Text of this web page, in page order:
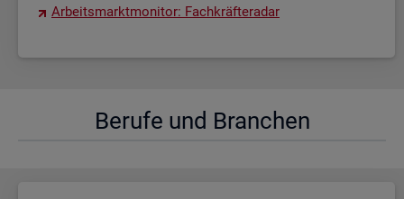
Ar­beits­markt­mo­ni­tor: Fach­kräf­te­ra­dar
Be­ru­fe und Bran­chen